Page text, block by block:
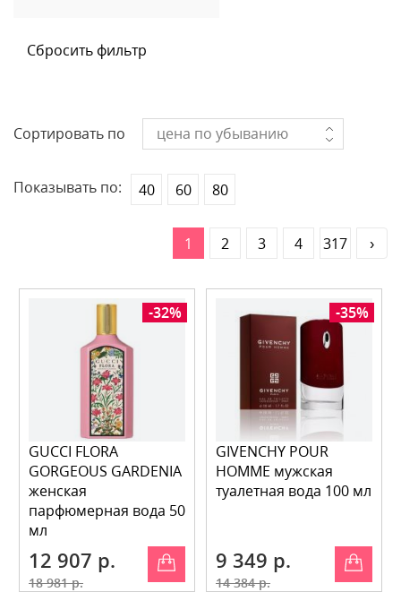
Сбросить фильтр
Сортировать по цена по убыванию
Показывать по: 40 60 80
1 2 3 4 317 ›
-32%
GUCCI FLORA
GORGEOUS GARDENIA
женская
парфюмерная вода 50
мл
12 907 р.
18 981 р.
-35%
GIVENCHY POUR
HOMME мужская
туалетная вода 100 мл
9 349 р.
14 384 р.